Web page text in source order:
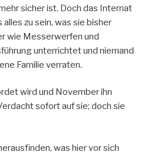
sicher ist. Doch das Internat
zu sein, was sie bisher
wie Messerwerfen und
unterrichtet und niemand
Familie verraten.
wird und November ihn
sofort auf sie; doch sie
was hier vor sich